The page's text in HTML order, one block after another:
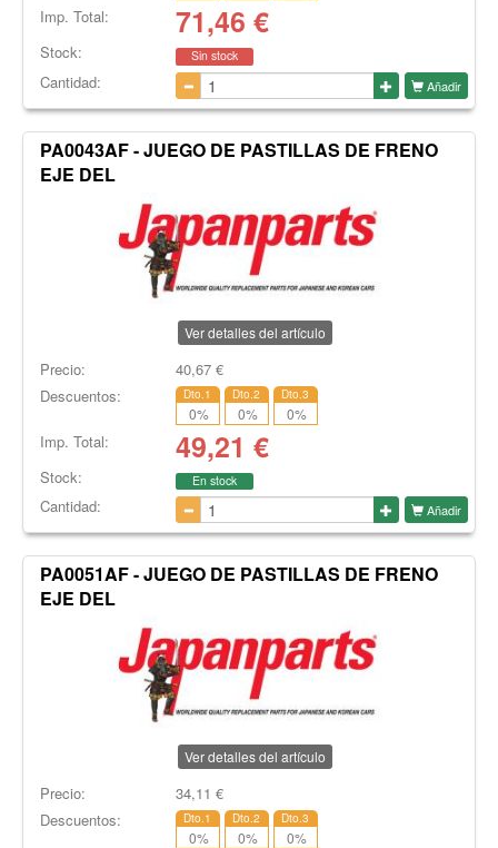
Imp. Total: 71,46 €
Stock: Sin stock
Cantidad: Añadir
PA0043AF - JUEGO DE PASTILLAS DE FRENO
EJE DEL
Ver detalles del artículo
Precio: 40,67€
Descuentos:
Dto.1
0%
Dto.2
0%
Dto.3
0%
Imp. Total: 49,21 €
Stock: En stock
Cantidad: Añadir
PA0051AF - JUEGO DE PASTILLAS DE FRENO
EJE DEL
Ver detalles del artículo
Precio: 34,11 €
Descuentos:
Dto.1
0%
Dto.2
0%
Dto.3
0%